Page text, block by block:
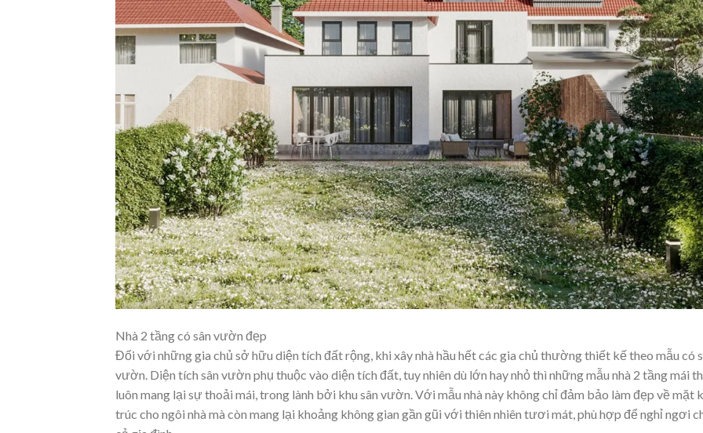
Nhà 2 tầng có sân vườn đẹp
Đối với những gia chủ sở hữu diện tích đất rộng, khi xây nhà hầu hết các gia chủ thường thiết kế theo mẫu có
vườn. Diện tích sân vườn phụ thuộc vào diện tích đất, tuy nhiên dù lớn hay nhỏ thì những mẫu nhà 2 tầng mái
luôn mang lại sự thoải mái, trong lành bởi khu sân vườn. Với mẫu nhà này không chỉ đảm bảo làm đẹp về mặt
trúc cho ngôi nhà mà còn mang lại khoảng không gian gần gũi với thiên nhiên tươi mát, phù hợp để nghỉ ngơi